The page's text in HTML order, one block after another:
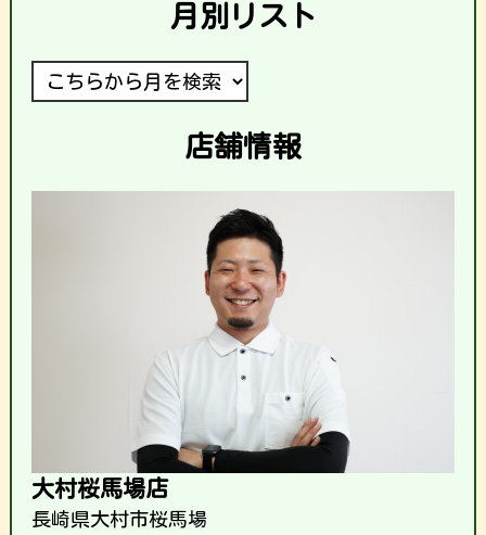
月別リスト
店舗情報
大村桜馬場店
長崎県大村市桜馬場